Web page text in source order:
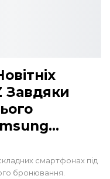
Завдяки
смартфонах під
бронювання.